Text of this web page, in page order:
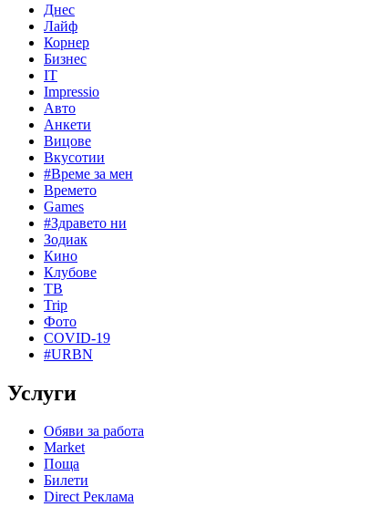
Днес
Лайф
Корнер
Бизнес
IT
Impressio
Авто
Анкети
Вицове
Вкусотии
#Време за мен
Времето
Games
#Здравето ни
Зодиак
Кино
Клубове
ТВ
Trip
Фото
COVID-19
#URBN
Услуги
Обяви за работа
Market
Поща
Билети
Direct Реклама